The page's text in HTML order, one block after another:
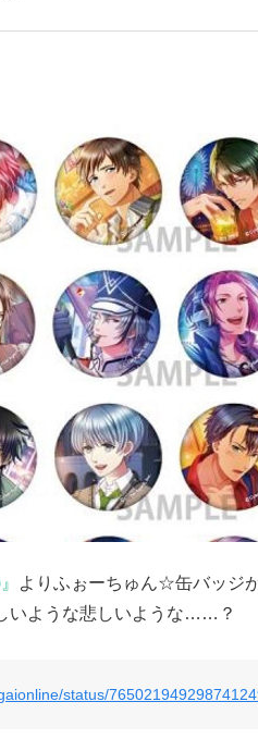
よりふぉーちゅん☆缶バッジ
いような悲しいような……？
status/